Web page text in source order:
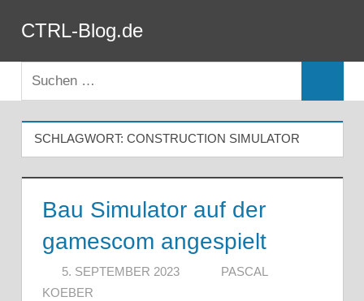
Inhalt
springen
CTRL-Blog.de
Suchen
nach:
SCHLAGWORT: CONSTRUCTION SIMULATOR
Bau Simulator auf der
gamescom angespielt
5. SEPTEMBER 2023
PASCAL
KOEBER